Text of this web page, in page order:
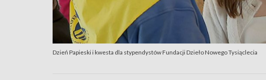
Dzień Papieski i kwesta dla stypendystów Fundacji Dzieło Nowego Tysiąclecia